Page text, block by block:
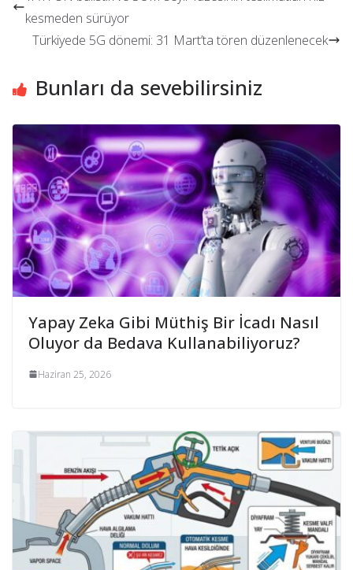
kesmeden sürüyor
Türkiyede 5G dönemi: 31 Mart’ta tören düzenlenecek
Bunları da sevebilirsiniz
Yapay Zeka Gibi Müthiş Bir İcadı Nasıl
Oluyor da Bedava Kullanabiliyoruz?
Haziran 25, 2026